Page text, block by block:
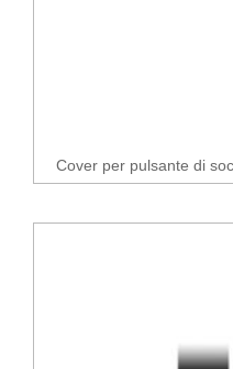
Cover per pulsante di